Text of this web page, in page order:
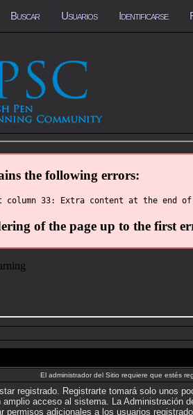
Buscar Usuarios Identificarse
El administrador del Sitio requiere que estés
registrado. Registrarte tomará solo unos
acceso al sistema. La Administración
permisos adicionales a los usuarios